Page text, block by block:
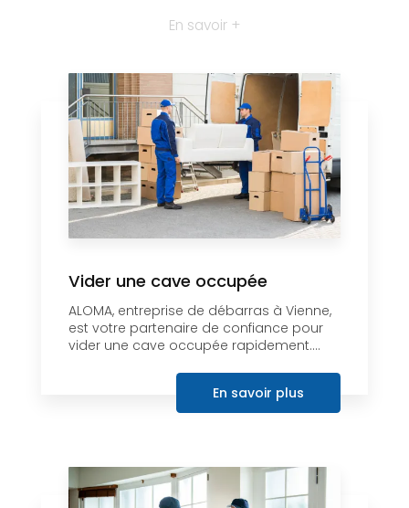
En savoir +
Vider une cave occupée
ALOMA, entreprise de débarras à Vienne,
est votre partenaire de confiance pour
vider une cave occupée rapidement....
En savoir plus